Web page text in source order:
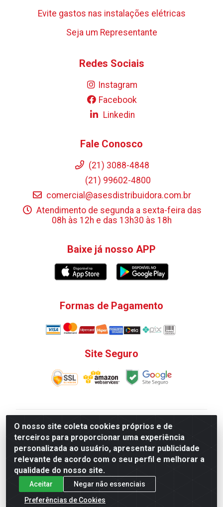
O nosso site coleta cookies próprios e de
terceiros para proporcionar uma experiência
personalizada ao usuário, apresentar publicidade
relevante de acordo com o seu perfil e melhorar a
qualidade do nosso site.
Aceitar
Negar não essenciais
Preferências de Cookies
Evite gastos nas instalações elétricas
Seja um Representante
Redes Sociais
Instagram
Facebook
Linkedin
Fale Conosco
(21) 3088-4848
(21) 99602-4800
comercial@asesdistribuidora.com.br
Atendimento de segunda a sexta-feira das
08h às 12h e das 13h30 às 18h
Baixe já nosso APP
Formas de Pagamento
Site Seguro
V. C. Ferragens LTDA - Rua do Matoso, 132 - Praça da
Bandeira, Rio de Janeiro/ RJ - CEP 20.270-135 - CNPJ
12.324.723/0001-25
Todas as regras de promoções, descontos, preços e
prazos de pagamento e entrega expostos aqui são
válidos apenas para compras via internet. Preços e
estoque sujeito a alterações sem aviso prévio.